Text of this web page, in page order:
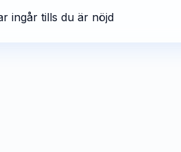
ingår tills du är nöjd